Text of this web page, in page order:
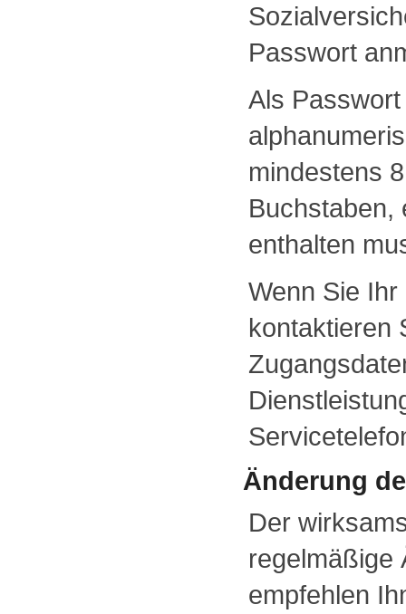
Passwort
Als
mindestens
Buchstaben,
enthalten
Wenn Sie
kontaktieren
Änderung
Der
regelmäßige
empfehlen